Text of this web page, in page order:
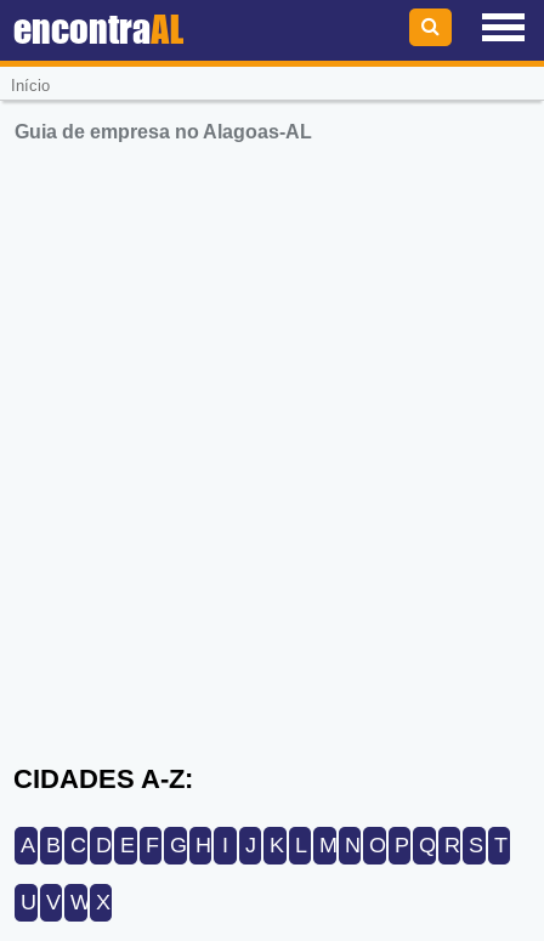
encontraAL
Início
Guia de empresa no Alagoas-AL
CIDADES A-Z:
A B C D E F G H I J K L M N O P Q R S T
U V W X